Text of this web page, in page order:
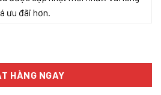
ưu đãi hơn.
HÀNG NGAY